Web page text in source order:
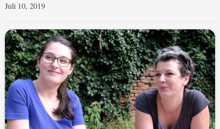
Juli 10, 2019